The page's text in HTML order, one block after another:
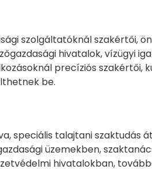
szolgáltatóknál szakértői,
hivatalok, vízügyi
precíziós szakértői,
be.
speciális talajtani szaktudás
üzemekben,
hivatalokban,